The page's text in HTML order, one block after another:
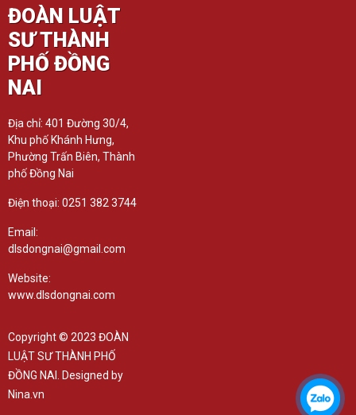
ĐOÀN LUẬT
SƯ THÀNH
PHỐ ĐỒNG
NAI
Địa chỉ: 401 Đường 30/4,
Khu phố Khánh Hưng,
Phường Trấn Biên, Thành
phố Đồng Nai
Điện thoại: 0251 382 3744
Email:
dlsdongnai@gmail.com
Website:
www.dlsdongnai.com
Copyright © 2023 ĐOÀN
LUẬT SƯ THÀNH PHỐ
ĐỒNG NAI. Designed by
Nina.vn